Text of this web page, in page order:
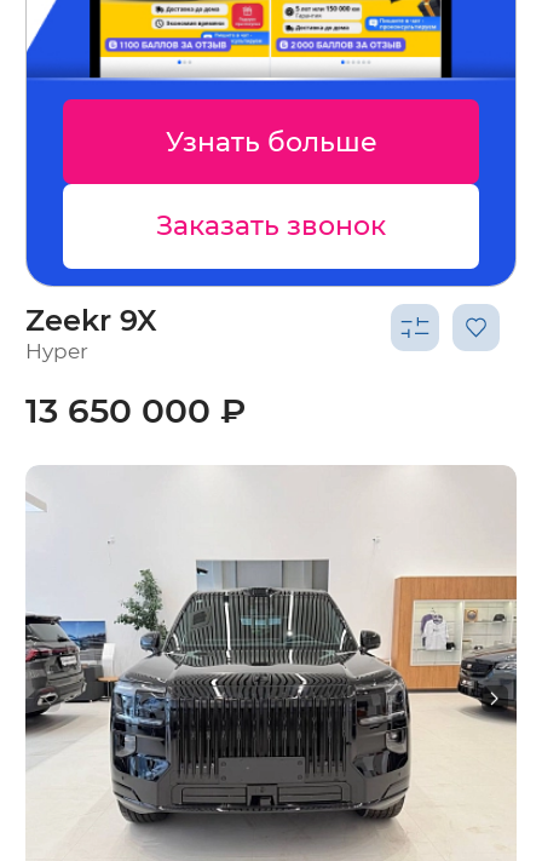
больше
звонок
Zeekr 9X
Hyper
13 650 000 ₽